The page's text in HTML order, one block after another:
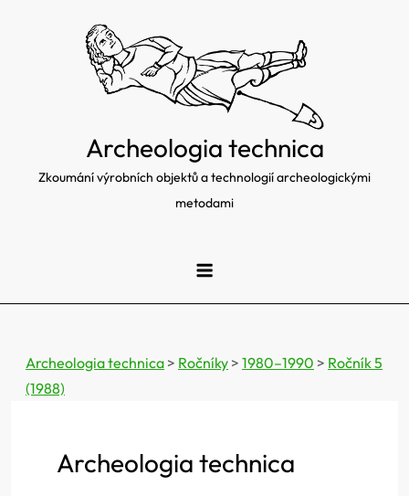
Archeologia technica
Zkoumání výrobních objektů a technologií archeologickými
metodami
Archeologia technica > Ročníky > 1980–1990 > Ročník 5
(1988)
Archeologia technica